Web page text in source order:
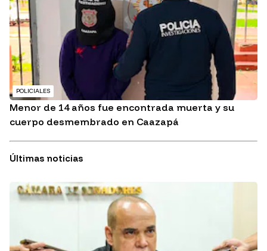
POLICIALES
Menor de 14 años fue encontrada muerta y su
cuerpo desmembrado en Caazapá
Últimas noticias